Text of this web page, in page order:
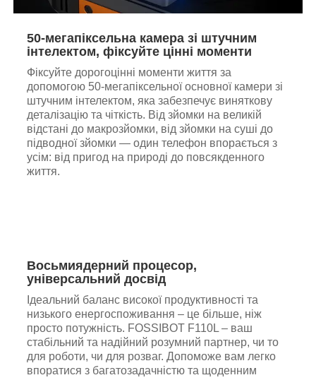
50-мегапіксельна камера зі штучним
інтелектом, фіксуйте цінні моменти
Фіксуйте дорогоцінні моменти життя за
допомогою 50-мегапіксельної основної камери зі
штучним інтелектом, яка забезпечує виняткову
деталізацію та чіткість. Від зйомки на великій
відстані до макрозйомки, від зйомки на суші до
підводної зйомки — один телефон впорається з
усім: від пригод на природі до повсякденного
життя.
Восьмиядерний процесор,
універсальний досвід
Ідеальний баланс високої продуктивності та
низького енергоспоживання – це більше, ніж
просто потужність. FOSSIBOT F110L – ваш
стабільний та надійний розумний партнер, чи то
для роботи, чи для розваг. Допоможе вам легко
впоратися з багатозадачністю та щоденним